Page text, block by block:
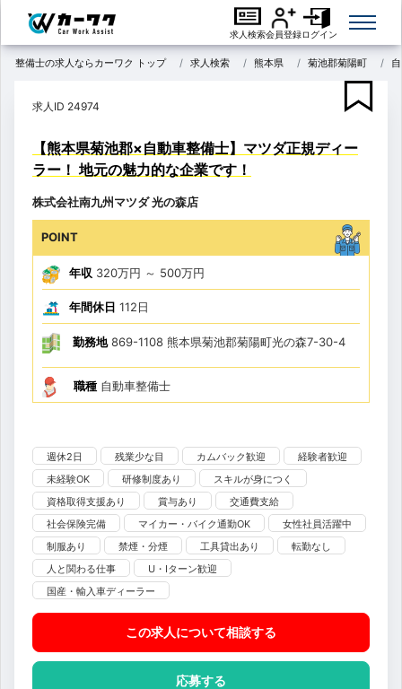
求人検索会員登録ログイン
整備士の求人ならカーワク トップ 求人検索 熊本県 菊池郡菊陽町
求人ID 24974
【熊本県菊池郡×自動車整備士】マツダ正規ディー
ラー！ 地元の魅力的な企業です！
株式会社南九州マツダ 光の森店
POINT
年収 320万円 ～ 500万円
年間休日 112日
勤務地869-1108 熊本県菊池郡菊陽町光の森7-30-4
職種 自動車整備士
週休2日 残業少な目 カムバック歓迎
経験者歓迎
未経験OK
研修制度あり
スキルが身につく
資格取得支援あり
賞与あり
交通費支給
社会保険完備
マイカー・バイク通勤OK
女性社員活躍中
制服あり
禁煙・分煙 工具貸出あり
転勤なし
人と関わる仕事
U・Iターン歓迎
国産・輸入車ディーラー
この求人について相談する
応募する